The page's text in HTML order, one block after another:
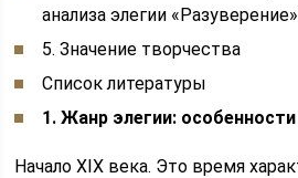
анализа элегии «Разуверение»
5. Значение творчества
Список литературы
1.Жанр элегии: особенности
Начало XIX века. Это время